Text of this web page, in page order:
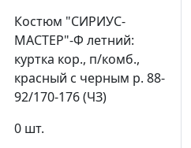
Костюм "СИРИУС-
МАСТЕР"-Ф летний:
куртка кор., п/комб.,
красный с черным р. 88-
92/170-176 (ЧЗ)
0 шт.